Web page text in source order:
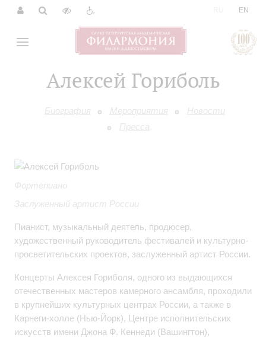
EN
Алексей Гориболь
Биография Мероприятия
Новости
Пресса
Фортепиано
Заслуженный артист России
Пианист, музыкальный деятель, продюсер,
художественный руководитель фестивалей и культурно-
просветительских проектов, заслуженный артист России.
Концерты Алексея Гориболя, одного из выдающихся
отечественных мастеров камерного ансамбля, проходили
в крупнейших культурных центрах России, а также в
Карнеги-холле (Нью-Йорк), Центре исполнительских
искусств имени Джона Ф. Кеннеди (Вашингтон),